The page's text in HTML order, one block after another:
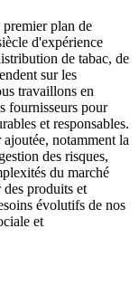
plan de
d'expérience
de tabac, de
sur les
travaillons en
fournisseurs pour
et responsables.
notamment la
des risques,
du marché
produits et
évolutifs de nos
et